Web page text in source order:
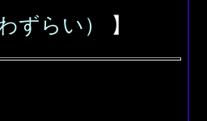
ずらい） 】